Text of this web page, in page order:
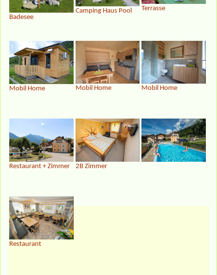
Badesee
Camping Haus Pool Terrasse
Mobil Home Mobil Home Mobil Home
Restaurant + Zimmer 2B Zimmer
Restaurant